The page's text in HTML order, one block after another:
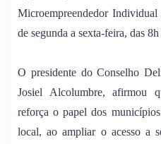
Microempreendedor
de segunda a sexta-feira, das
O presidente do Conselho
Josiel Alcolumbre, afirmou
reforça o papel dos
local, ao ampliar o acesso a